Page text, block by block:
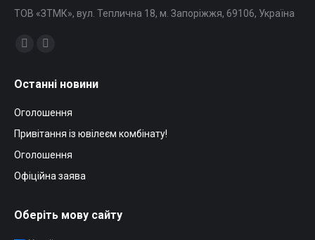
ТОВ «ЗТМК», вул. Теплична 18, м. Запоріжжя, 69106, Україна
Find us on:
opensopens
Останні новини
Оголошення
Привітання із ювілеєм комбінату!
Оголошення
Офіційна заява
Оберіть мову сайту